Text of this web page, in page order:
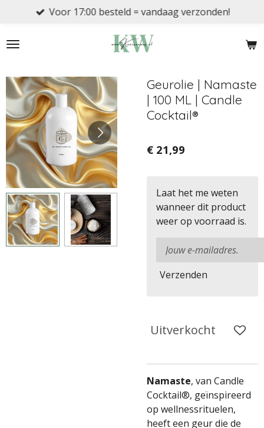
naar
Voor 17:00 besteld = vandaag verzonden!
Geurolie | Namaste
| 100 ML | Candle
Cocktail®
€ 21,99
Laat het me weten
wanneer dit product
weer op voorraad is.
Verzenden
Uitverkocht
Namaste, van Candle
Cocktail®, geïnspireerd
op wellnessrituelen,
heeft een geur die de